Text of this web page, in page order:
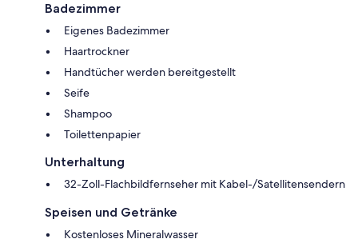
Badezimmer
Eigenes Badezimmer
Haartrockner
Handtücher werden bereitgestellt
Seife
Shampoo
Toilettenpapier
Unterhaltung
32-Zoll-Flachbildfernseher mit Kabel-/Satellitensendern
Speisen und Getränke
Kostenloses Mineralwasser